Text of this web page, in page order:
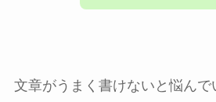
文章がうまく書けないと悩ん